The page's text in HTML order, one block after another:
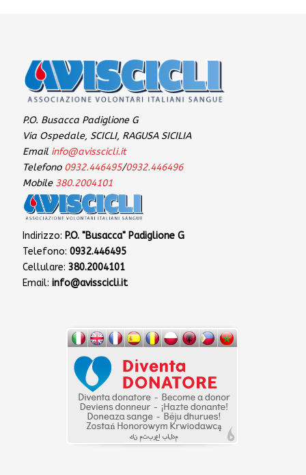
P.O. Busacca Padiglione G
Via Ospedale, SCICLI, RAGUSA SICILIA
Email info@avisscicli.it
Telefono 0932.446495/0932.446496
Mobile 380.2004101
Indirizzo: P.O. "Busacca" Padiglione G
Telefono: 0932.446495
Cellulare: 380.2004101
Email: info@avisscicli.it